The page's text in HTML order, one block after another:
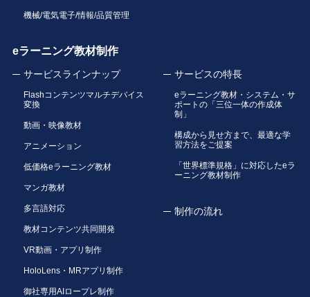
機械/電気電子/情報/品質管理
eラーニング教材制作
サービスラインナップ
Flashコンテンツマルチデバイス
変換
動画・映像教材
アニメーション
低価格eラーニング教材
マンガ教材
多言語対応
教材コンテンツ共同開発
VR動画・アプリ制作
HoloLens・MRアプリ制作
御社専用AIロープレ制作
サービスの特長
eラーニング教材・システム・サ
ポートの「三位一体の作成体
制」
構成から見せ方まで、最適な学
習方法をご提案
「世界標準規格」に対応したeラ
ーニング教材制作
制作の流れ